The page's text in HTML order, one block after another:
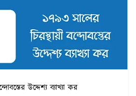
উদ্দেশ্য ব্যাখ্যা কর